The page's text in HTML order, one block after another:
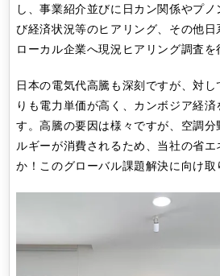
し、事業紹介並びに日カン関係やプ
び経済状況等のヒアリング、その他日
ローカル企業へ現況ヒアリング調査を
日本の電気代高騰も深刻ですが、対し
りも電力単価が高く、カンボジア経
す。高騰の要因は様々ですが、空調
ルギーが消費されるため、当社の省エ
か！このグローバル課題解決に向け取